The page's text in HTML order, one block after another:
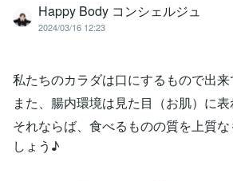
Happy Body コンシェルジュ
2024/03/16 12:23
私たちのカラダは口にするもので出来
また、腸内環境は見た目（お肌）に表
それならば、食べるものの質を上質
しょう♪